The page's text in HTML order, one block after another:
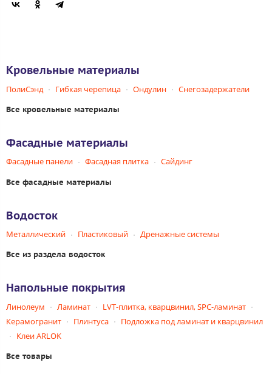
Кровельные материалы
ПолиСэнд Гибкая черепица Ондулин Снегозадержатели
Все кровельные материалы
Фасадные материалы
Фасадные панели Фасадная плитка Сайдинг
Все фасадные материалы
Водосток
Металлический Пластиковый Дренажные системы
Все из раздела водосток
Напольные покрытия
Линолеум Ламинат
LVT-плитка, кварцвинил, SPC-ламинат
Керамогранит
Плинтуса
Подложка под ламинат и кварцвинил
Клеи ARLOK
Все товары